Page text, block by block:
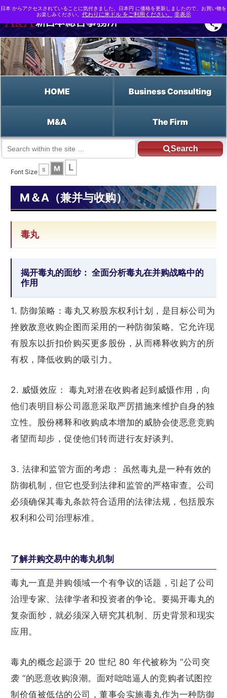
HOME Business Consulting
M&A The Firm
Search
Chinese HOME
Font Size
S M L
M＆A（兼并与收购）
毒丸
揭开毒丸的面纱： 全面分析毒丸在并购战略中的
作用
1. 防御策略：毒丸又称股东权利计划，是目标公司为
挫败敌意收购企图而采用的一种防御策略。它允许现
有股东以折扣价购买更多股份，从而稀释收购方的所
有权，降低收购的吸引力。
2. 威慑效应： 毒丸对潜在收购者起到威慑作用，向
他们表明目标公司愿意采取严厉措施来维护自身的独
立性。股份稀释和收购成本增加的威胁会使恶意竞购
者望而却步，促使他们转而进行友好谈判。
3. 法律和监管方面的考虑： 虽然毒丸是一种有效的
防御机制，但它也受到法律和监管的严格审查。公司
必须确保其毒丸条款符合适用的法律法规，包括股东
权利和公司治理标准。
了解并购交易中的毒丸机制
毒丸一直是并购领域一个有争议的话题，引起了公司
治理专家、法律学者和投资者的争论。要揭开毒丸的
复杂面纱，就必须深入研究其机制、历史背景和现实
应用。
毒丸的概念起源于 20 世纪 80 年代被称为 “公司突
袭 “的恶意收购浪潮。面对咄咄逼人的竞购者试图控
制价值被低估的公司，董事会实施毒丸作为一种防御
日本 からアクセスされていることに気付きました。日本円 に価格を更新しましたので、お買い物を
お楽しみください。 代わりに米ドル をご利用ください。 非表示